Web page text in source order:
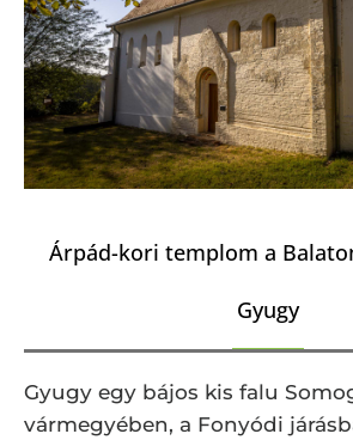
Árpád-kori templom a
Gyugy
Gyugy egy bájos kis falu
vármegyében, a Fonyódi